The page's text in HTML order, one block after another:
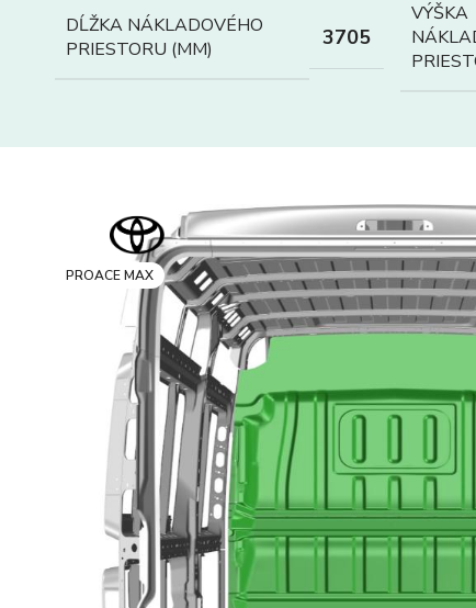
DĹŽKA NÁKLADOVÉHO
PRIESTORU (MM)
3705
VÝŠKA
PROACE MAX